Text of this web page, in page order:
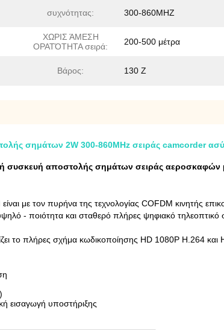
συχνότητας: 300-860MHZ
ΧΩΡΙΣ ΆΜΕΣΗ
ΟΡΑΤΌΤΗΤΑ σειρά:
200-500 μέτρα
Βάρος: 130 Ζ
σημάτων 2W 300-860MHz σειράς camcorder
συσκευή αποστολής σημάτων σειράς αεροσκαφών
με τον πυρήνα της τεχνολογίας COFDM κινητής
- ποιότητα και σταθερό πλήρες ψηφιακό
πλήρες σχήμα κωδικοποίησης HD 1080P H.264 και
εισαγωγή υποστήριξης